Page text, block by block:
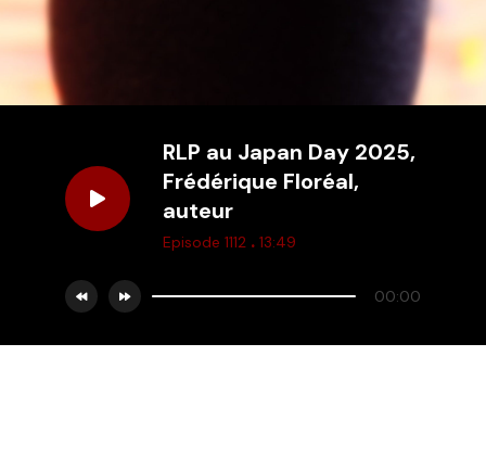
RLP au Japan Day 2025,
Frédérique Floréal,
auteur
Episode 1112 . 13:49
00:00